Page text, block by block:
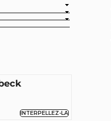
INTERPELLEZ-LA